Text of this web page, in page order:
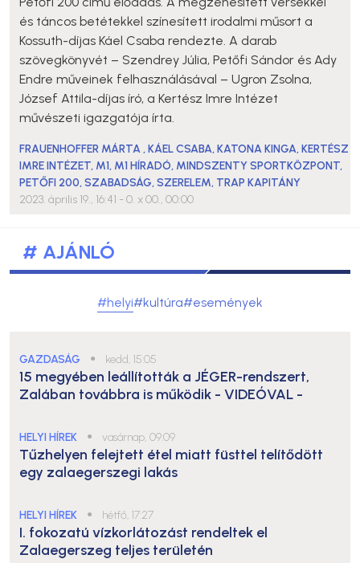
és táncos betétekkel színesített irodalmi műsort a
Kossuth-díjas Káel Csaba rendezte. A darab
szövegkönyvét – Szendrey Júlia, Petőfi Sándor és Ady
Endre műveinek felhasználásával – Ugron Zsolna,
József Attila-díjas író, a Kertész Imre Intézet
művészeti igazgatója írta.
FRAUENHOFFER MÁRTA,KÁEL CSABA,KATONA KINGA,KERTÉSZ
IMRE INTÉZET, M1, M1 HÍRADÓ, MINDSZENTY SPORTKÖZPONT,
PETŐFI 200,SZABADSÁG, SZERELEM, TRAP KAPITÁNY
2023. április 19., 16:41 - 0. x 00., 00:00
# AJÁNLÓ
#helyi#kultúra#események
GAZDASÁG ● kedd, 15:05
15 megyében leállították a JÉGER-rendszert,
Zalában továbbra is működik - VIDEÓVAL -
HELYI HÍREK ● vasárnap, 09:09
Tűzhelyen felejtett étel miatt füsttel telítődött
egy zalaegerszegi lakás
HELYI HÍREK ● hétfő, 17:27
I. fokozatú vízkorlátozást rendeltek el
Zalaegerszeg teljes területén